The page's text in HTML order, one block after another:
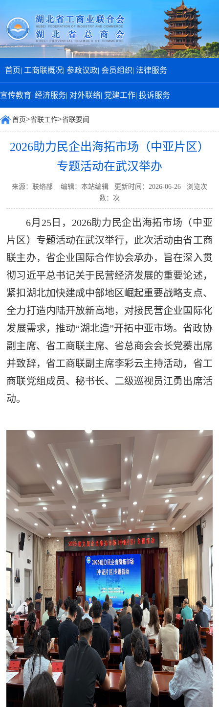
首页| 工商联概况| 参政议政| 会员组织| 法律服务
宣传教育| 经济服务| 对外联络| 党建工作| 投诉服务
首页>省联工作>省联要闻
2026助力民企出海拓市场（中亚片区）
专题活动在武汉举办
来源：联络部 编辑：本站编辑 更新时间：2026-06-26 浏览次
数： 次
6月25日，2026助力民企出海拓市场（中亚
片区）专题活动在武汉举行，此次活动由省工商
联主办，省企业国际合作协会承办，旨在深入贯
彻习近平总书记关于民营经济发展的重要论述，
紧扣湖北加快建成中部地区崛起重要战略支点、
全力打造内陆开放新高地，对接民营企业国际化
发展需求，推动“湖北造”开拓中亚市场。省政协
副主席、省工商联主席、省总商会会长党蓁出席
并致辞，省工商联副主席李彩云主持活动，省工
商联党组成员、秘书长、二级巡视员江勇出席活
动。